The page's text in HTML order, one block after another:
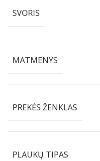
SVORIS
MATMENYS
PREKĖS ŽENKLAS
PLAUKŲ TIPAS